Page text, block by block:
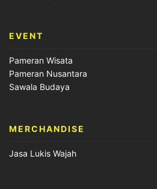
EVENT
Pameran Wisata
Pameran Nusantara
Sawala Budaya
MERCHANDISE
Jasa Lukis Wajah